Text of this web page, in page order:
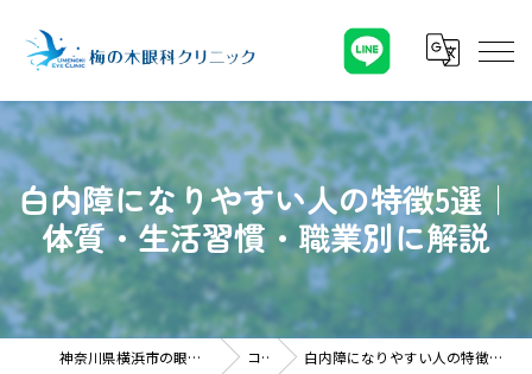
白内障になりやすい人の特徴5選｜
体質・生活習慣・職業別に解説
神奈川県横浜市の眼科なら梅の木眼科クリニック コラム 白内障になりやすい人の特徴5選｜体質・生活習慣・職業別に解説